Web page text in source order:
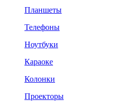
Планшеты
Телефоны
Ноутбуки
Караоке
Колонки
Проекторы